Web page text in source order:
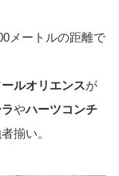
メートルの距離で
ールオリエンスが
やハーツコンチ
揃い。